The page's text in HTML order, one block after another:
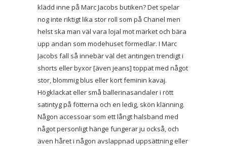
klädd inne på Marc Jacobs butiken? Det spelar
nog inte riktigt lika stor roll som på Chanel men
helst ska man väl vara lojal mot märket och bära
upp andan som modehuset förmedlar. I Marc
Jacobs fall så innebär väl det antingen trendigt i
shorts eller byxor [även jeans] toppat med något
stor, blommig blus eller kort feminin kavaj.
Högklackat eller små ballerinasandaler i rött
satintyg på fötterna och en ledig, skön klänning.
Någon accessoar som ett långt halsband med
något personligt hänge fungerar ju också, och
även håret i någon avslappnad uppsättning eller